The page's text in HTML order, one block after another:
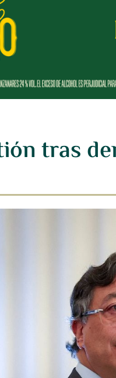
tras